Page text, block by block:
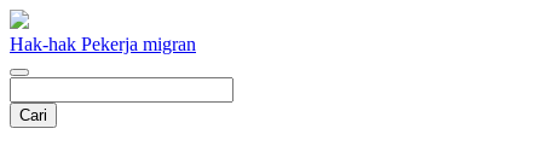
Hak-hak Pekerja migran